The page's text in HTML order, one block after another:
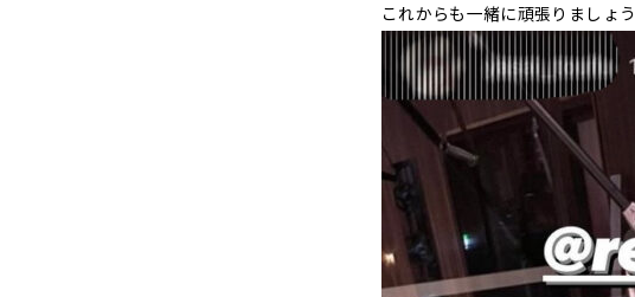
これからも一緒に頑張りましょう